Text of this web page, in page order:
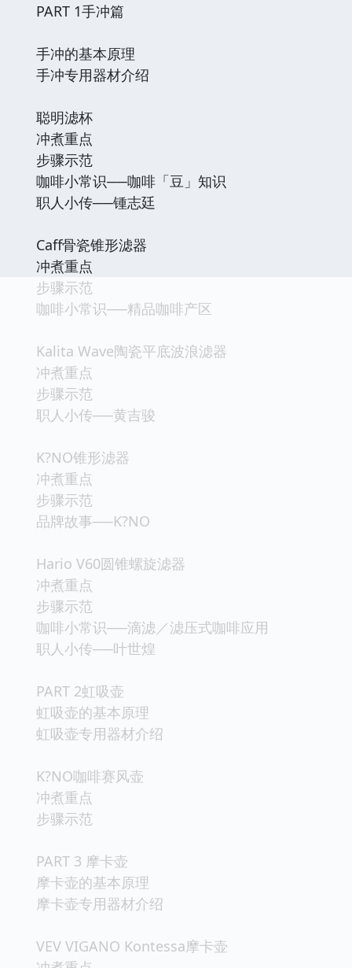
PART 1手冲篇
手冲的基本原理
手冲专用器材介绍
聪明滤杯
冲煮重点
步骤示范
咖啡小常识──咖啡「豆」知识
职人小传──锺志廷
Caff骨瓷锥形滤器
冲煮重点
步骤示范
咖啡小常识──精品咖啡产区
Kalita Wave陶瓷平底波浪滤器
冲煮重点
步骤示范
职人小传──黄吉骏
K?NO锥形滤器
冲煮重点
步骤示范
品牌故事──K?NO
Hario V60圆锥螺旋滤器
冲煮重点
步骤示范
咖啡小常识──滴滤／滤压式咖啡应用
职人小传──叶世煌
PART 2虹吸壶
虹吸壶的基本原理
虹吸壶专用器材介绍
K?NO咖啡赛风壶
冲煮重点
步骤示范
PART 3 摩卡壶
摩卡壶的基本原理
摩卡壶专用器材介绍
VEV VIGANO Kontessa摩卡壶